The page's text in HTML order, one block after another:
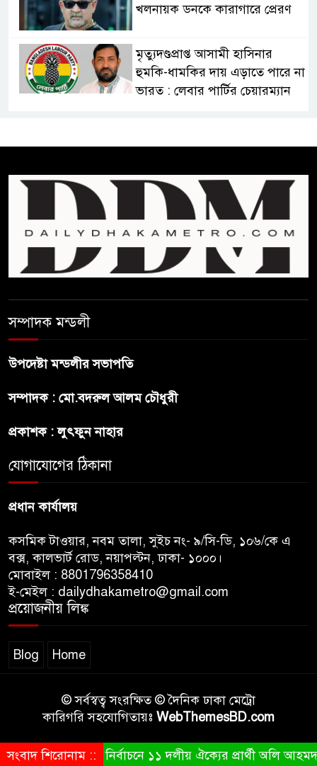
খলনায়ক ডনকে কারাগারে প্রেরণ
মৃত্যুদণ্ডপ্রাপ্ত আসামী হাসিনার
হুমকি-ধামকির দায় এড়াতে পারে না
ভারত : লেবার পার্টির চেয়ারম্যান
রাজসাক্ষী রিজভীর বক্তব্যে ক্ষুব্ধ
হাওর ও জলাভূমিতে মা মাছ
সংরক্ষিত রাখার পরিকল্পনা নিচ্ছে
সরকার
সোমবার সকাল ১০টায় এসএসসি
সম্পাদক মন্ডলী
উপদেষ্টা মন্ডলীর সভাপতি
সম্পাদক : মো.বদরুল আলম চৌধুরী
প্রকাশক : লুৎফুন নাহার
যোগাযোগের ঠিকানা
প্রধান কার্যালয়
কসমিক টাওয়ার, নবম তালা, সুইচ নং- ৯/সি-ডি, ১০৬/কে এ
বক্স, কালভার্ট রোড, নয়াপল্টন, ঢাকা- ১০০০।
মোবাইল : 8801796358410
ই-মেইল : dailydhakametro@gmail.com
প্রয়োজনীয় লিঙ্ক
Blog Home
© সর্বস্বত্ব সংরক্ষিত © দৈনিক ঢাকা মেট্রো
কারিগরি সহযোগিতায়ঃ WebThemesBD.com
সংবাদ শিরোনাম ::
রাষ্ট্রপতি নির্বাচনে ১১ দলীয় ঐক্যের প্রার্থী অলি আহমদ